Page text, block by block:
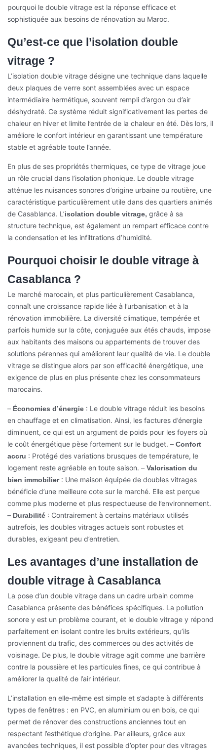
pourquoi le double vitrage est la réponse efficace et
sophistiquée aux besoins de rénovation au Maroc.
Qu’est-ce que l’isolation double
vitrage ?
L’isolation double vitrage désigne une technique dans laquelle
deux plaques de verre sont assemblées avec un espace
intermédiaire hermétique, souvent rempli d’argon ou d’air
déshydraté. Ce système réduit significativement les pertes de
chaleur en hiver et limite l’entrée de la chaleur en été. Dès lors, il
améliore le confort intérieur en garantissant une température
stable et agréable toute l’année.
En plus de ses propriétés thermiques, ce type de vitrage joue
un rôle crucial dans l’isolation phonique. Le double vitrage
atténue les nuisances sonores d’origine urbaine ou routière, une
caractéristique particulièrement utile dans des quartiers animés
de Casablanca. L’isolation double vitrage, grâce à sa
structure technique, est également un rempart efficace contre
la condensation et les infiltrations d’humidité.
Pourquoi choisir le double vitrage à
Casablanca ?
Le marché marocain, et plus particulièrement Casablanca,
connaît une croissance rapide liée à l’urbanisation et à la
rénovation immobilière. La diversité climatique, tempérée et
parfois humide sur la côte, conjuguée aux étés chauds, impose
aux habitants des maisons ou appartements de trouver des
solutions pérennes qui améliorent leur qualité de vie. Le double
vitrage se distingue alors par son efficacité énergétique, une
exigence de plus en plus présente chez les consommateurs
marocains.
– Économies d’énergie : Le double vitrage réduit les besoins
en chauffage et en climatisation. Ainsi, les factures d’énergie
diminuent, ce qui est un argument de poids pour les foyers où
le coût énergétique pèse fortement sur le budget. – Confort
accru : Protégé des variations brusques de température, le
logement reste agréable en toute saison. – Valorisation du
bien immobilier: Une maison équipée de doubles vitrages
bénéficie d’une meilleure cote sur le marché. Elle est perçue
comme plus moderne et plus respectueuse de l’environnement.
– Durabilité : Contrairement à certains matériaux utilisés
autrefois, les doubles vitrages actuels sont robustes et
durables, exigeant peu d’entretien.
Les avantages d’une installation de
double vitrage à Casablanca
La pose d’un double vitrage dans un cadre urbain comme
Casablanca présente des bénéfices spécifiques. La pollution
sonore y est un problème courant, et le double vitrage y répond
parfaitement en isolant contre les bruits extérieurs, qu’ils
proviennent du trafic, des commerces ou des activités de
voisinage. De plus, le double vitrage agit comme une barrière
contre la poussière et les particules fines, ce qui contribue à
améliorer la qualité de l’air intérieur.
L’installation en elle-même est simple et s’adapte à différents
types de fenêtres : en PVC, en aluminium ou en bois, ce qui
permet de rénover des constructions anciennes tout en
respectant l’esthétique d’origine. Par ailleurs, grâce aux
avancées techniques, il est possible d’opter pour des vitrages